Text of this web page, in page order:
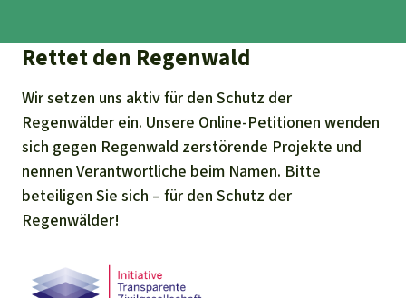
Rettet den Regenwald
Wir setzen uns aktiv für den Schutz der
Regenwälder ein. Unsere Online-Petitionen wenden
sich gegen Regenwald zerstörende Projekte und
nennen Verantwortliche beim Namen. Bitte
beteiligen Sie sich – für den Schutz der
Regenwälder!